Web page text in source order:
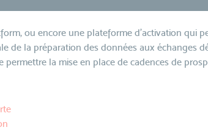
ou encore une plateforme d'activation qui
de la préparation des données aux échanges
permettre la mise en place de cadences de